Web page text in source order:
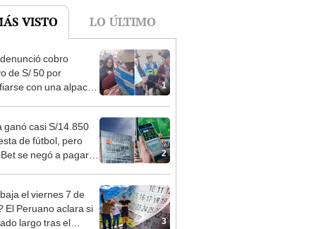
VISTO LO ÚLTIMO
1
cobro
de S/ 50 por
con una alpaca
2
ganó casi S/14.850
de fútbol, pero
se negó a pagar:
3
el viernes 7 de
El Peruano aclara si
largo tras el